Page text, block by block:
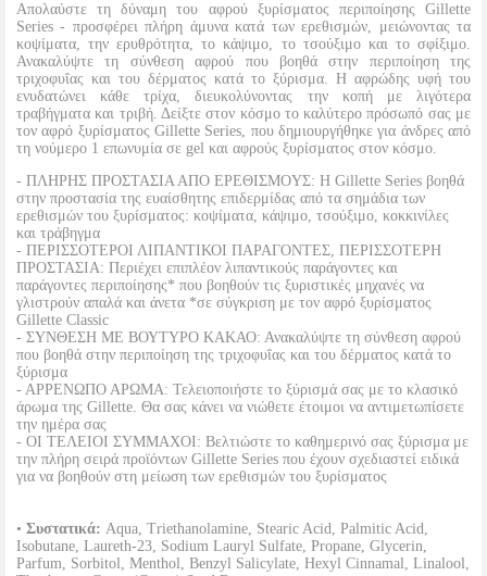
Απολαύστε τη δύναμη του αφρού ξυρίσματος περιποίησης Gillette
Series - προσφέρει πλήρη άμυνα κατά των ερεθισμών, μειώνοντας τα
κοψίματα, την ερυθρότητα, το κάψιμο, το τσούξιμο και το σφίξιμο.
Ανακαλύψτε τη σύνθεση αφρού που βοηθά στην περιποίηση της
τριχοφυΐας και του δέρματος κατά το ξύρισμα. Η αφρώδης υφή του
ενυδατώνει κάθε τρίχα, διευκολύνοντας την κοπή με λιγότερα
τραβήγματα και τριβή. Δείξτε στον κόσμο το καλύτερο πρόσωπό σας με
τον αφρό ξυρίσματος Gillette Series, που δημιουργήθηκε για άνδρες από
τη νούμερο 1 επωνυμία σε gel και αφρούς ξυρίσματος στον κόσμο.
- ΠΛHΡΗΣ ΠΡΟΣΤΑΣIΑ ΑΠO ΕΡΕΘΙΣΜΟYΣ: Η Gillette Series βοηθά
στην προστασία της ευαίσθητης επιδερμίδας από τα σημάδια των
ερεθισμών του ξυρίσματος: κοψίματα, κάψιμο, τσούξιμο, κοκκινίλες
και τράβηγμα
- ΠΕΡΙΣΣΟΤΕΡΟΙ ΛΙΠΑΝΤΙΚΟΙ ΠΑΡΑΓΟΝΤΕΣ, ΠΕΡΙΣΣΟΤΕΡΗ
ΠΡΟΣΤΑΣΙΑ: Περιέχει επιπλέον λιπαντικούς παράγοντες και
παράγοντες περιποίησης* που βοηθούν τις ξυριστικές μηχανές να
γλιστρούν απαλά και άνετα *σε σύγκριση με τον αφρό ξυρίσματος
Gillette Classic
- ΣΥΝΘΕΣΗ ΜΕ ΒΟΥΤΥΡΟ ΚΑΚΑΟ: Ανακαλύψτε τη σύνθεση αφρού
που βοηθά στην περιποίηση της τριχοφυΐας και του δέρματος κατά το
ξύρισμα
- ΑΡΡΕΝΩΠΟ ΑΡΩΜΑ: Τελειοποιήστε το ξύρισμά σας με το κλασικό
άρωμα της Gillette. Θα σας κάνει να νιώθετε έτοιμοι να αντιμετωπίσετε
την ημέρα σας
- ΟΙ ΤEΛΕΙOI ΣΥΜΜΑΧΟΙ: Βελτιώστε το καθημερινό σας ξύρισμα με
την πλήρη σειρά προϊόντων Gillette Series που έχουν σχεδιαστεί ειδικά
για να βοηθούν στη μείωση των ερεθισμών του ξυρίσματος
• Συστατικά: Aqua, Triethanolamine, Stearic Acid, Palmitic Acid,
Isobutane, Laureth-23, Sodium Lauryl Sulfate, Propane, Glycerin,
Parfum, Sorbitol, Menthol, Benzyl Salicylate, Hexyl Cinnamal, Linalool,